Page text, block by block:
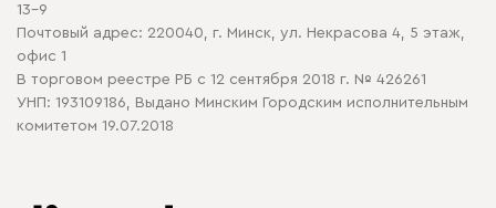
13-9
Почтовый адрес: 220040, г. Минск, ул. Некрасова 4, 5 этаж,
офис 1
В торговом реестре РБ с 12 сентября 2018 г. № 426261
УНП: 193109186, Выдано Минским Городским исполнительным
комитетом 19.07.2018